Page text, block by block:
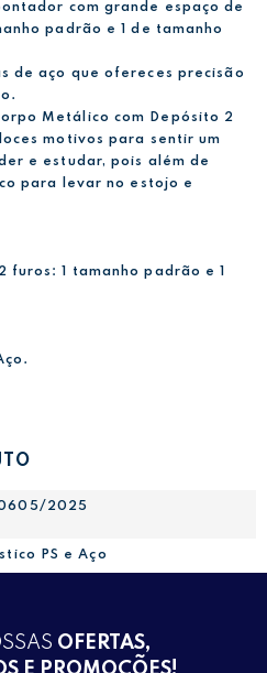
com grande espaço de
padrão e 1 de tamanho
de aço que ofereces precisão
Metálico com Depósito 2
motivos para sentir um
e estudar, pois além de
para levar no estojo e
1 tamanho padrão e 1
2025
PS e Aço
OFERTAS,